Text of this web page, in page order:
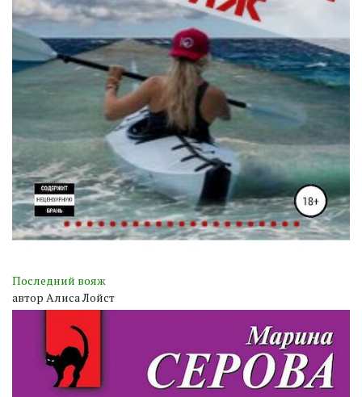
Последний вояж
автор Алиса Лойст